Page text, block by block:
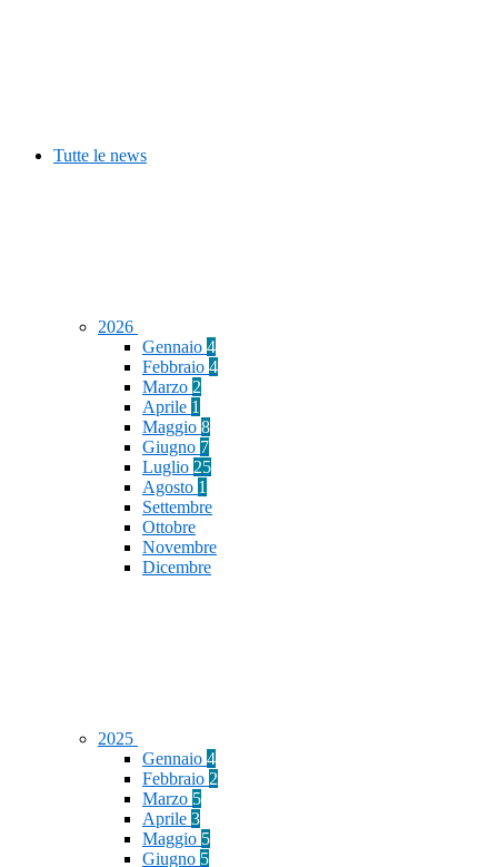
Tutte le news
2026
Gennaio 4
Febbraio 4
Marzo 2
Aprile 1
Maggio 8
Giugno 7
Luglio 25
Agosto 1
Settembre
Ottobre
Novembre
Dicembre
2025
Gennaio 4
Febbraio 2
Marzo 5
Aprile 3
Maggio 5
Giugno 5